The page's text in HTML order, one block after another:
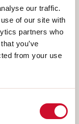
our traffic.
of our site with
partners who
you’ve
from your use